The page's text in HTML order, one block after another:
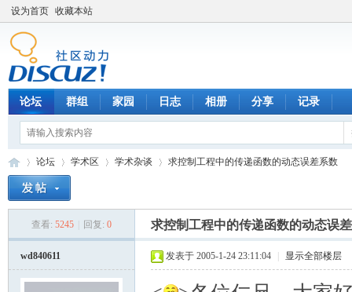
设为首页 收藏本站
论坛 群组 家园 日志 相册 分享 记录
论坛
›
学术区
›
学术杂谈
›
求控制工程中的传递函数的动态误差系数
查看: 5245 回复: 0 求控制工程中的传递函数的动态误
wd840611 发表于 2005-1-24 23:11:04 显示全部楼层